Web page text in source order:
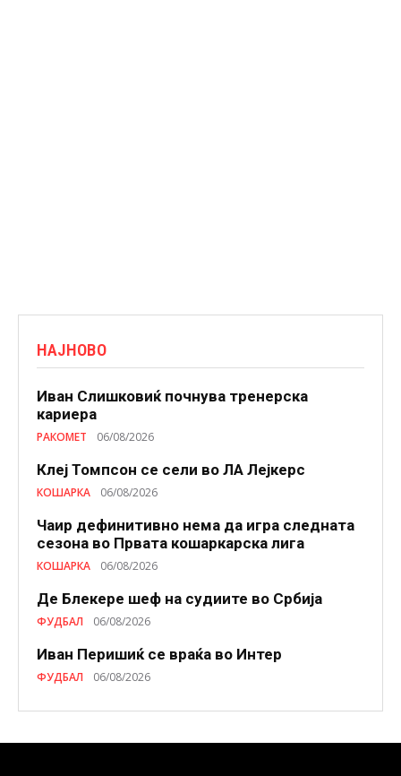
НАЈНОВО
Иван Слишковиќ почнува тренерска
кариера
РАКОМЕТ 06/08/2026
Клеј Томпсон се сели во ЛА Лејкерс
КОШАРКА 06/08/2026
Чаир дефинитивно нема да игра следната
сезона во Првата кошаркарска лига
КОШАРКА 06/08/2026
Де Блекере шеф на судиите во Србија
ФУДБАЛ 06/08/2026
Иван Перишиќ се враќа во Интер
ФУДБАЛ 06/08/2026